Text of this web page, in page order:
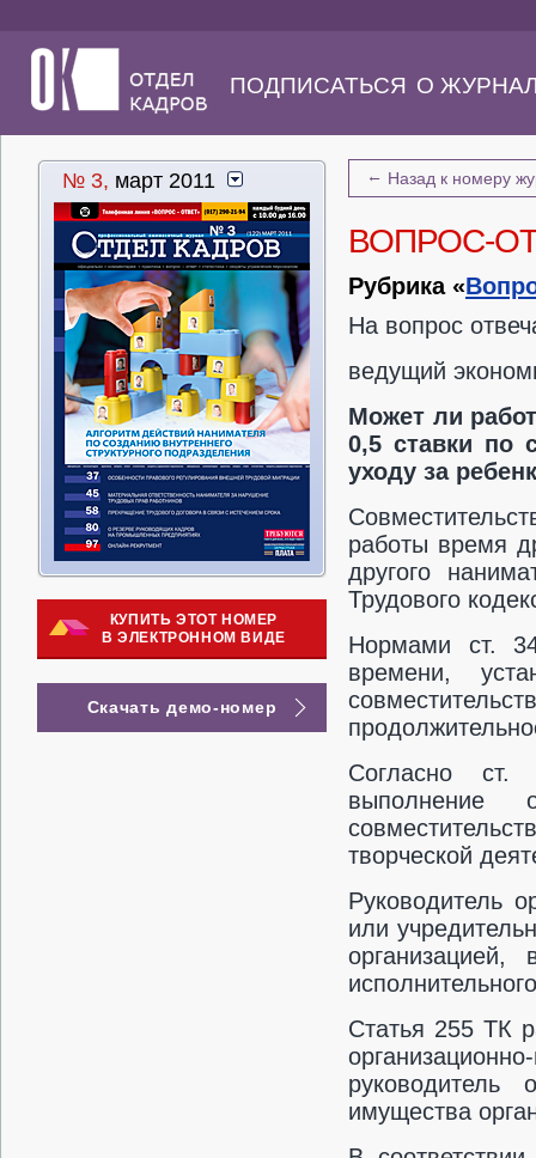
ПОДПИСАТЬСЯ О
№ 3, март 2011
КУПИТЬ ЭТОТ НОМЕР
В ЭЛЕКТРОННОМ ВИДЕ
Скачать демо-номер
← Назад к номеру
ВОПРОС-
Рубрика «
На вопрос
ведущий
Может ли
0,5 ставки по
уходу за
работы время
другого
Трудового
Нормами ст.
времени,
Согласно ст.
выполнение
творческой
Руководитель
или
Статья 255 ТК
руководитель
имущества